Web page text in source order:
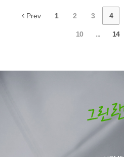
Prev 1 2 3 4
10 ... 14